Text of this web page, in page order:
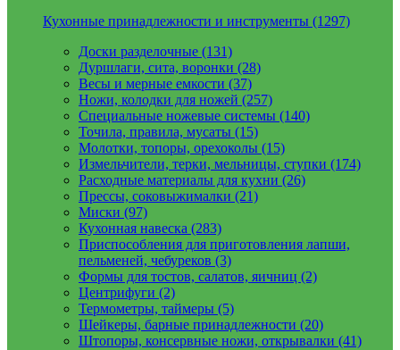
Кухонные принадлежности и инструменты (1297)
Доски разделочные (131)
Дуршлаги, сита, воронки (28)
Весы и мерные емкости (37)
Ножи, колодки для ножей (257)
Специальные ножевые системы (140)
Точила, правила, мусаты (15)
Молотки, топоры, орехоколы (15)
Измельчители, терки, мельницы, ступки (174)
Расходные материалы для кухни (26)
Прессы, соковыжималки (21)
Миски (97)
Кухонная навеска (283)
Приспособления для приготовления лапши,
пельменей, чебуреков (3)
Формы для тостов, салатов, яичниц (2)
Центрифуги (2)
Термометры, таймеры (5)
Шейкеры, барные принадлежности (20)
Штопоры, консервные ножи, открывалки (41)